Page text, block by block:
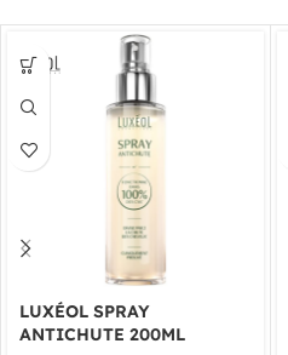
LUXÉOL SPRAY
ANTICHUTE 200ML